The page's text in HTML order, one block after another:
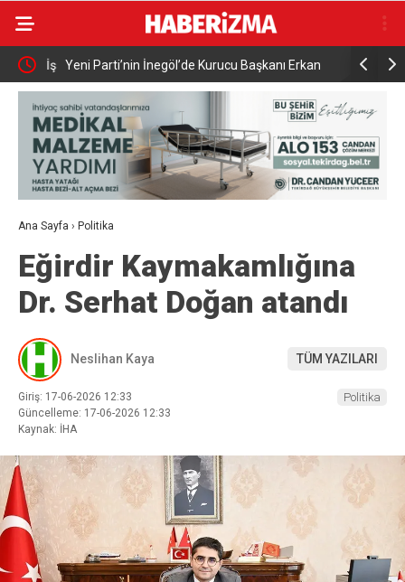
İş Yeni Parti’nin İnegöl’de Kurucu Başkanı Erkan
Dönmez Oldu.
Elektrikli
yaralandı
Ana Sayfa › Politika
Eğirdir Kaymakamlığına
Dr. Serhat Doğan atandı
Neslihan Kaya TÜM YAZILARI
Giriş: 17-06-2026 12:33
Güncelleme: 17-06-2026 12:33
Kaynak: İHA
Politika